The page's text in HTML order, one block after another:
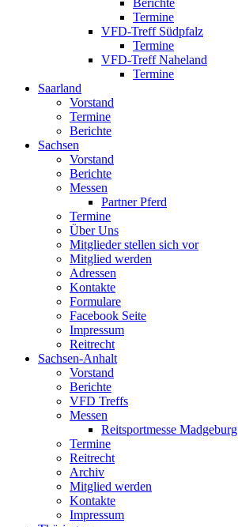
Berichte
Termine
VFD-Treff Südpfalz
Termine
VFD-Treff Naheland
Termine
Saarland
Vorstand
Termine
Berichte
Sachsen
Vorstand
Berichte
Messen
Partner Pferd
Termine
Über Uns
Mitglieder stellen sich vor
Mitglied werden
Adressen
Kontakte
Formulare
Facebook Seite
Impressum
Reitrecht
Sachsen-Anhalt
Vorstand
Berichte
VFD Treffs
Messen
Reitsportmesse Madgeburg
Termine
Reitrecht
Archiv
Mitglied werden
Kontakte
Impressum